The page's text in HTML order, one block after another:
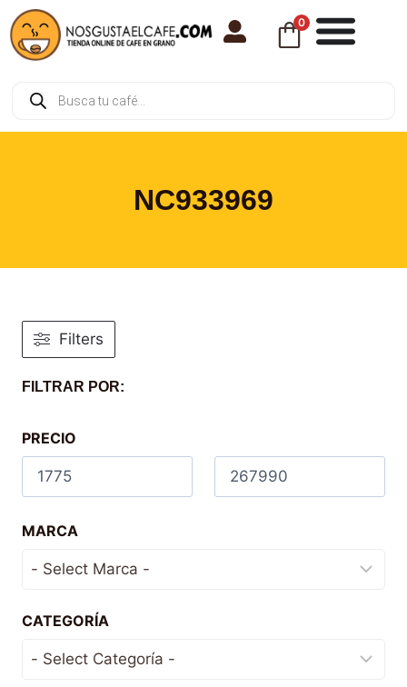
0
NC933969
Filters
FILTRAR POR:
PRECIO
MARCA
CATEGORÍA